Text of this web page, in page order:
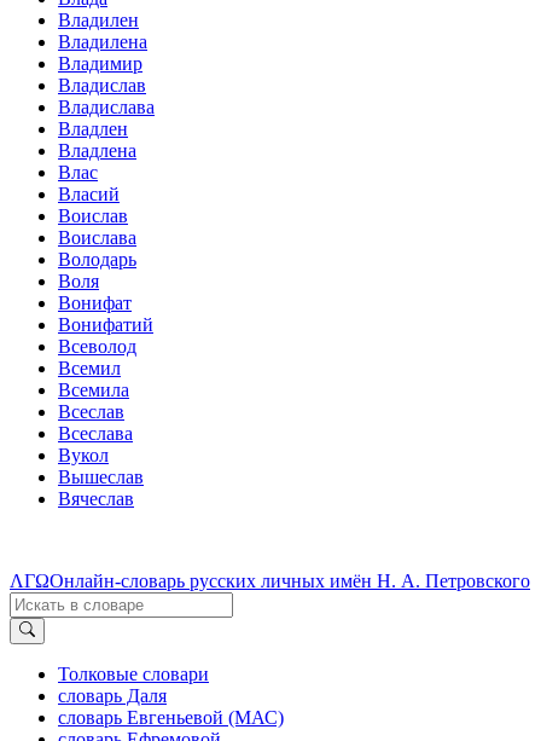
Владилен
Владилена
Владимир
Владислав
Владислава
Владлен
Владлена
Влас
Власий
Воислав
Воислава
Володарь
Воля
Вонифат
Вонифатий
Всеволод
Всемил
Всемила
Всеслав
Всеслава
Вукол
Вышеслав
Вячеслав
ΛΓΩОнлайн-словарь русских личных имён Н. А. Петровского
Толковые словари
словарь Даля
словарь Евгеньевой (МАС)